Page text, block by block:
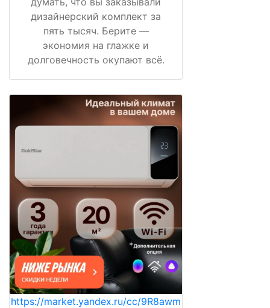
дизайнерский комплект за
пять тысяч. Берите —
экономия на глажке и
долговечность окупают всё.
https://market.yandex.ru/cc/9R8awm